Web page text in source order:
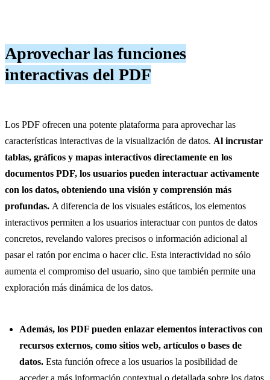
Aprovechar las funciones
interactivas del PDF
Los PDF ofrecen una potente plataforma para aprovechar las
características interactivas de la visualización de datos. Al incrustar
tablas, gráficos y mapas interactivos directamente en los
documentos PDF, los usuarios pueden interactuar activamente
con los datos, obteniendo una visión y comprensión más
profundas. A diferencia de los visuales estáticos, los elementos
interactivos permiten a los usuarios interactuar con puntos de datos
concretos, revelando valores precisos o información adicional al
pasar el ratón por encima o hacer clic. Esta interactividad no sólo
aumenta el compromiso del usuario, sino que también permite una
exploración más dinámica de los datos.
Además, los PDF pueden enlazar elementos interactivos con
recursos externos, como sitios web, artículos o bases de
datos. Esta función ofrece a los usuarios la posibilidad de
acceder a más información contextual o detallada sobre los datos